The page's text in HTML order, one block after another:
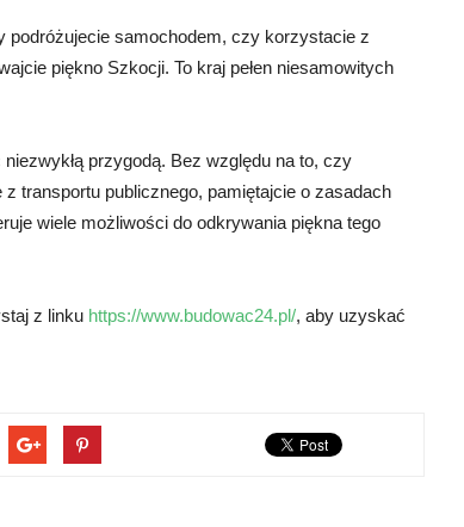
podróżujecie samochodem, czy korzystacie z
piękno Szkocji. To kraj pełen niesamowitych
przygodą. Bez względu na to, czy
transportu publicznego, pamiętajcie o zasadach
wiele możliwości do odkrywania piękna tego
z linku https://www.budowac24.pl/, aby uzyskać